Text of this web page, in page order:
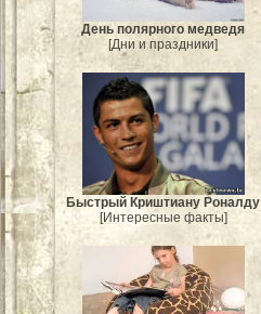
День полярного медведя
[Дни и праздники]
Быстрый Криштиану Роналду
[Интересные факты]